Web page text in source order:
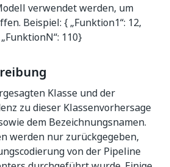
verwendet werden, um
Beispiel: { „Funktion1“: 12,
110}
Klasse und der
zu dieser Klassenvorhersage
dem Bezeichnungsnamen.
werden nur zurückgegeben,
von der Pipeline